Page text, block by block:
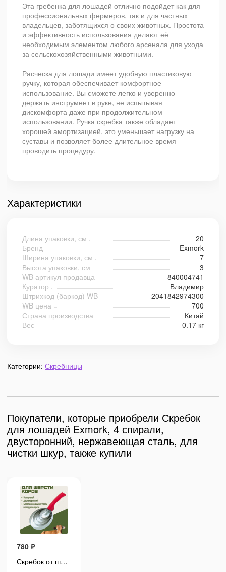
Эта гребенка для лошадей отлично подойдет как для
профессиональных фермеров, так и для частных
владельцев, заботящихся о своих животных. Простота
и эффективность использования делают её
необходимым элементом любого арсенала для ухода
за сельскохозяйственными животными.
Расческа для лошади имеет удобную пластиковую
ручку, которая обеспечивает комфортное
использование. Вы сможете легко и уверенно
держать инструмент в руке, не испытывая
дискомфорта даже при продолжительном
использовании. Ручка скребка также обладает
хорошей амортизацией, это уменьшает нагрузку на
суставы и позволяет более длительное время
проводить процедуру.
Характеристики
Длина упаковки, см
20
Бренд
Exmork
Ширина упаковки, см
7
Высота упаковки, см
3
WB артикул продавца
840004741
Куратор
Владимир
Штрихкод (баркод) WB
2041842974300
WB цена
700
Страна производства
Китай
Вес
0.17 кг
Категории: Скребницы
Покупатели, которые приобрели Скребок
для лошадей Exmork, 4 спирали,
двусторонний, нержавеющая сталь, для
чистки шкур, также купили
780 ₽
Скребок от шерсти коровы Exmork, 5 спиралей, двусторонний, нержавеющая сталь, для чистки шкур